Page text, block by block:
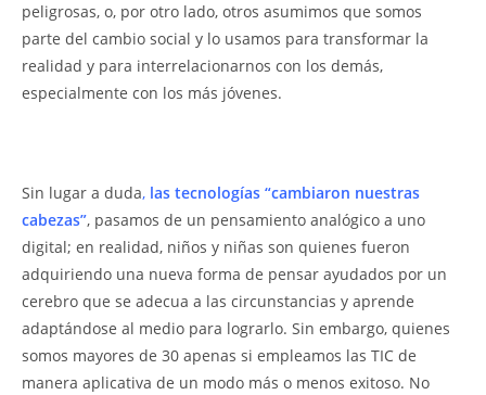
peligrosas, o, por otro lado, otros asumimos que somos
parte del cambio social y lo usamos para transformar la
realidad y para interrelacionarnos con los demás,
especialmente con los más jóvenes.
Sin lugar a duda, las tecnologías “cambiaron nuestras
cabezas”, pasamos de un pensamiento analógico a uno
digital; en realidad, niños y niñas son quienes fueron
adquiriendo una nueva forma de pensar ayudados por un
cerebro que se adecua a las circunstancias y aprende
adaptándose al medio para lograrlo. Sin embargo, quienes
somos mayores de 30 apenas si empleamos las TIC de
manera aplicativa de un modo más o menos exitoso. No